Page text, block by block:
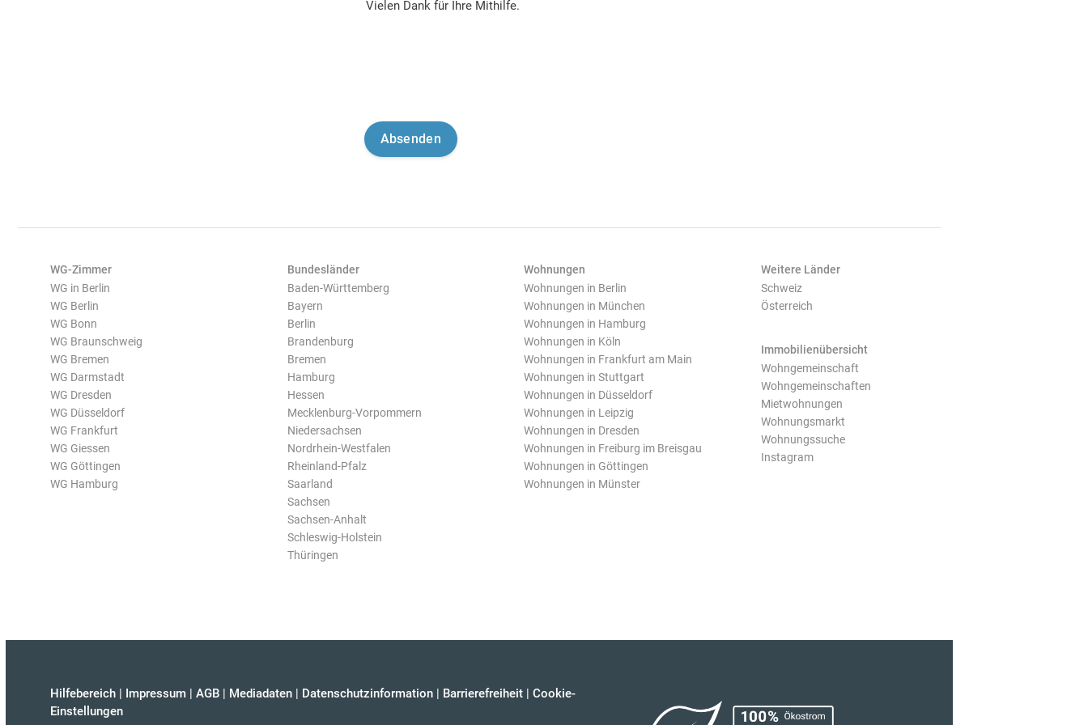
Vielen Dank für Ihre Mithilfe.
WG-Zimmer
WG in Berlin
WG Berlin
WG Bonn
WG Braunschweig
WG Bremen
WG Darmstadt
WG Dresden
WG Düsseldorf
WG Frankfurt
WG Giessen
WG Göttingen
WG Hamburg
Bundesländer
Baden-Württemberg
Bayern
Berlin
Brandenburg
Bremen
Hamburg
Hessen
Mecklenburg-Vorpommern
Niedersachsen
Nordrhein-Westfalen
Rheinland-Pfalz
Saarland
Sachsen
Sachsen-Anhalt
Schleswig-Holstein
Thüringen
Wohnungen
Wohnungen in Berlin
Wohnungen in München
Wohnungen in Hamburg
Wohnungen in Köln
Wohnungen in Frankfurt am Main
Wohnungen in Stuttgart
Wohnungen in Düsseldorf
Wohnungen in Leipzig
Wohnungen in Dresden
Wohnungen in Freiburg im Breisgau
Wohnungen in Göttingen
Wohnungen in Münster
Weitere Länder
Schweiz
Österreich
Immobilienübersicht
Wohngemeinschaft
Wohngemeinschaften
Mietwohnungen
Wohnungsmarkt
Wohnungssuche
Instagram
Hilfebereich | Impressum | AGB | Mediadaten | Datenschutzinformation | Barrierefreiheit | Cookie-
Einstellungen